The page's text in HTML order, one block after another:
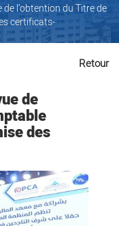
l’obtention du Titre de
certificats-
Retour
de
des